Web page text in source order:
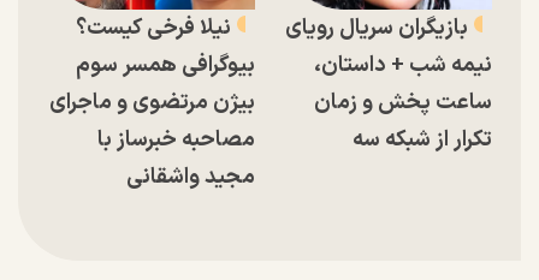
بازیگران سریال رویای
نیمه شب + داستان،
ساعت پخش و زمان
تکرار از شبکه سه
نیلا فرخی کیست؟
بیوگرافی همسر سوم
بیژن مرتضوی و ماجرای
مصاحبه خبرساز با
مجید واشقانی